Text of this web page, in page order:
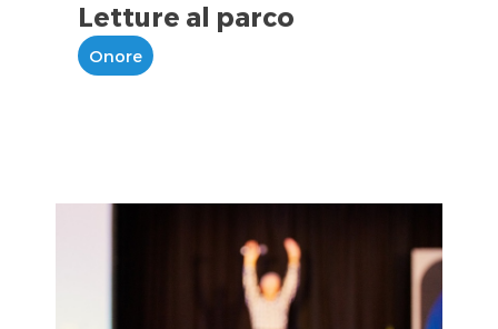
Letture al parco
Onore